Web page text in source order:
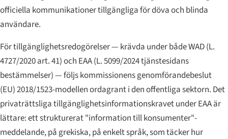
officiella kommunikationer tillgängliga för döva och blinda
användare.
För tillgänglighetsredogörelser — krävda under både WAD (L.
4727/2020 art. 41) och EAA (L. 5099/2024 tjänstesidans
bestämmelser) — följs kommissionens genomförandebeslut
(EU) 2018/1523-modellen ordagrant i den offentliga sektorn. Det
privaträttsliga tillgänglighetsinformationskravet under EAA är
lättare: ett strukturerat "information till konsumenter"-
meddelande, på grekiska, på enkelt språk, som täcker hur